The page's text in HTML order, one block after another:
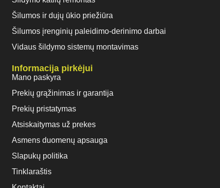
Šilumos ir dujų ūkio priežiūra
Šilumos įrenginių paleidimo-derinimo darbai
Vidaus šildymo sistemų montavimas
Informacija pirkėjui
Mano paskyra
Prekių grąžinimas ir garantija
Prekių pristatymas
Atsiskaitymas už prekes
Asmens duomenų apsauga
Slapukų politika
Tinklaraštis